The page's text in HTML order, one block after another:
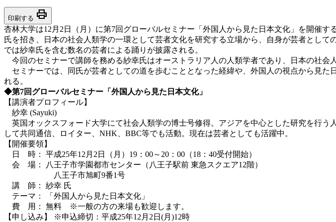
印刷する print
杏林大学は12月2日（月）に第7回グローバルセミナー「外国人から見た日本文化」を開催
氏を招き、日本の社会人類学の一環として芸者文化を研究する立場から、自身が芸者とし
では紗幸氏を含む数名の芸者による踊りが披露される。
今回のセミナーで講師を務める紗幸氏はオーストラリア人の人類学者であり、日本の社会
セミナーでは、同氏が芸者としての道を歩むこととなった経緯や、外国人の視点から見
れる。
◆第7回グローバルセミナー「外国人から見た日本文化」
【講演者プロフィール】
紗幸 (Sayuki)
英国オックスフォード大学にて社会人類学の博士号修得。アジアを中心とした研究を行
して共同通信、ロイター、NHK、BBC等でも活動。現在は芸者としても活躍中。
【開催要領】
日 時： 平成25年12月2日（月）19：00～20：00（18：40受付開始）
会 場： 八王子市学園都市センター（八王子駅前 東急スクエア12階）
八王子市旭町9番1号
講 師： 紗幸 氏
テーマ： 「外国人から見た日本文化」
費 用： 無料 ※一般の方の来場も歓迎します。
【申し込み】 ※申込締切：平成25年12月2日(月)12時